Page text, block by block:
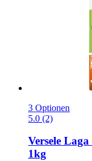
3 Optionen
5.0 (2)
Versele Laga
1kg